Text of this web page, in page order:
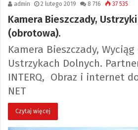
admin 2 lutego 2019 8 716 37 535
Kamera Bieszczady,
(obrotowa).
Kamera Bieszczady,
Ustrzykach Dolnych.
INTERQ, Obraz i internet
NET
Czytaj więcej